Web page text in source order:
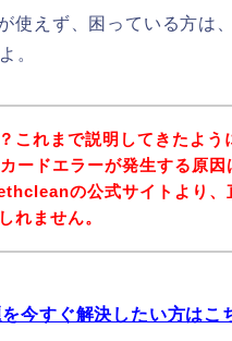
使えず、困っている方は
。
これまで説明してきたよう
ードエラーが発生する原因
の公式サイトより、
れません。
今すぐ解決したい方はこ